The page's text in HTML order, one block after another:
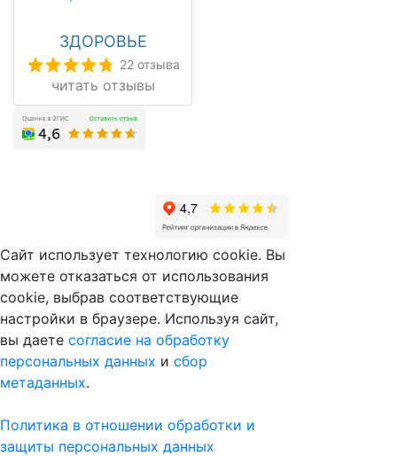
ЗДОРОВЬЕ
22 отзыва
читать отзывы
Сайт использует технологию cookie. Вы
можете отказаться от использования
cookie, выбрав соответствующие
настройки в браузере. Используя сайт,
вы даете согласие на обработку
персональных данных и сбор
метаданных.
Политика в отношении обработки и
защиты персональных данных